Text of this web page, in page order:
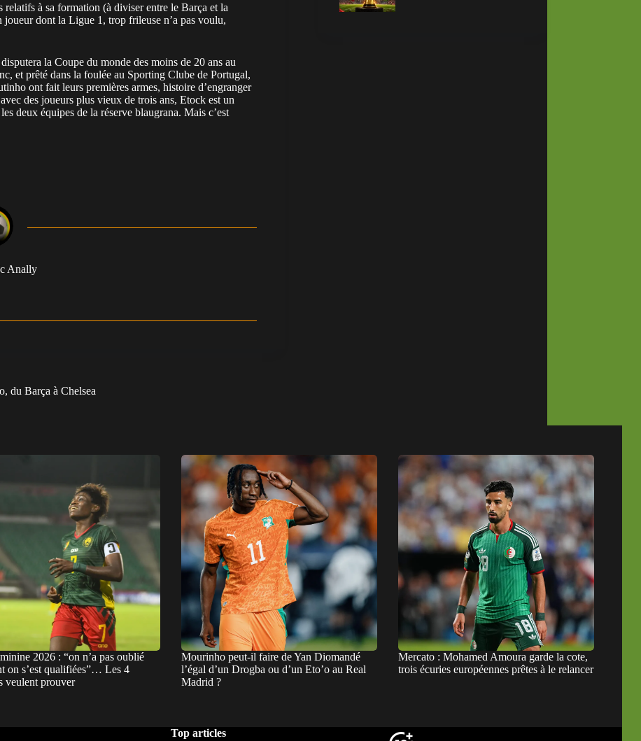
relatifs à sa formation (à diviser entre le Barça et la
dont la Ligue 1, trop frileuse n’a pas voulu,
la Coupe du monde des moins de 20 ans au
et prêté dans la foulée au Sporting Clube de Portugal,
ont fait leurs premières armes, histoire d’engranger
des joueurs plus vieux de trois ans, Etock est un
deux équipes de la réserve blaugrana. Mais c’est
Anally
du Barça à Chelsea
2026 : “on n’a pas oublié
on s’est qualifiées”… Les 4
veulent prouver
Mourinho peut-il faire de Yan Diomandé
l’égal d’un Drogba ou d’un Eto’o au Real
Madrid ?
Mercato : Mohamed Amoura garde la cote,
trois écuries européennes prêtes à le relancer
Top articles